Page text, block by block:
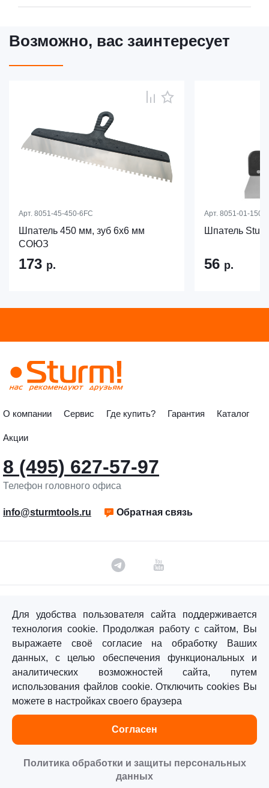
Возможно, вас заинтересует
Арт. 8051-45-450-6FC
Шпатель 450 мм, зуб 6х6 мм
СОЮЗ
173 р.
Арт. 8051-01-150
Шпатель
56 р.
О компании Сервис Где купить? Гарантия Каталог
Акции
8 (495) 627-57-97
Телефон головного офиса
info@sturmtools.ru Обратная связь
©«Sturm!» 2011–2026 ®
Все права защищены.
Политика обработки персональных данных
Согласие на обработку персональных данных
Сравнение
Для удобства пользователя сайта поддерживается
технология cookie. Продолжая работу с сайтом, Вы
выражаете своё согласие на обработку Ваших
данных, с целью обеспечения функциональных и
аналитических возможностей сайта, путем
использования файлов cookie. Отключить cookies Вы
можете в настройках своего браузера
Согласен
Политика обработки и защиты персональных
данных